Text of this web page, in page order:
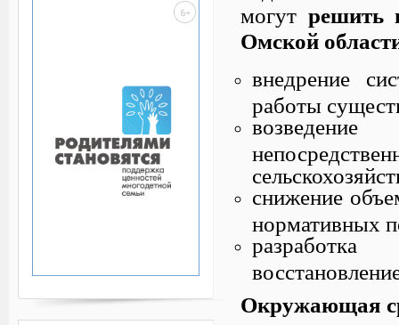
могут решить
Омской
внедрение
работы
снижение
нормативных
Окружающая